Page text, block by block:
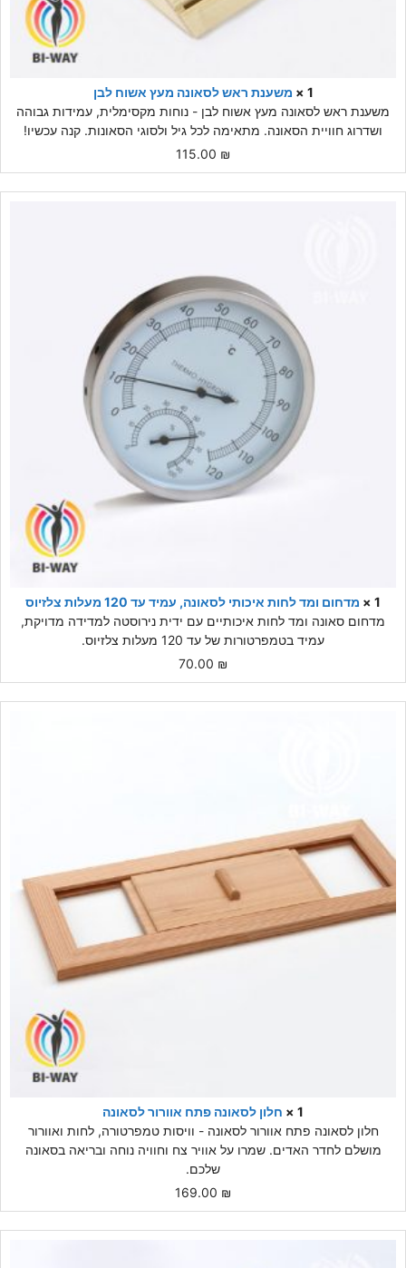
1 ×
משענת ראש לסאונה מעץ אשוח לבן
משענת ראש לסאונה מעץ אשוח לבן - נוחות מקסימלית, עמידות גבוהה
ושדרוג חוויית הסאונה. מתאימה לכל גיל ולסוגי הסאונות. קנה עכשיו!
115.00 ₪
1 ×
מדחום ומד לחות איכותי לסאונה, עמיד עד 120 מעלות צלזיוס
מדחום סאונה ומד לחות איכותיים עם ידית נירוסטה למדידה מדויקת,
עמיד בטמפרטורות של עד 120 מעלות צלזיוס.
70.00 ₪
1 ×
חלון לסאונה פתח אוורור לסאונה
חלון לסאונה פתח אוורור לסאונה - וויסות טמפרטורה, לחות ואוורור
מושלם לחדר האדים. שמרו על אוויר צח וחוויה נוחה ובריאה בסאונה
שלכם.
169.00 ₪